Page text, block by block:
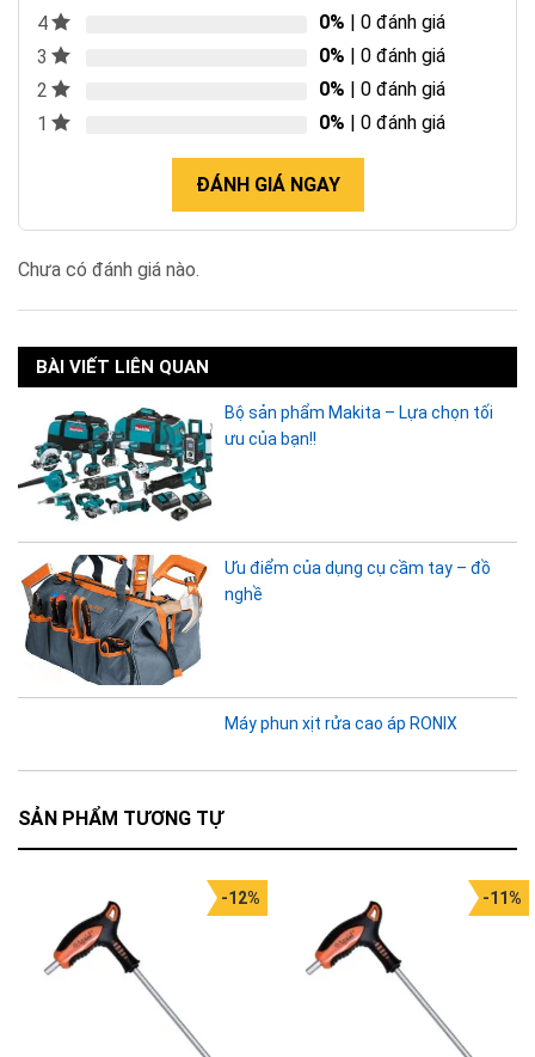
4
0% | 0 đánh giá
3
0% | 0 đánh giá
2
0% | 0 đánh giá
1
0% | 0 đánh giá
ĐÁNH GIÁ NGAY
Chưa có đánh giá nào.
BÀI VIẾT LIÊN QUAN
Bộ sản phẩm Makita – Lựa chọn tối
ưu của bạn!!
Ưu điểm của dụng cụ cầm tay – đồ
nghề
Máy phun xịt rửa cao áp RONIX
SẢN PHẨM TƯƠNG TỰ
-12% -11%